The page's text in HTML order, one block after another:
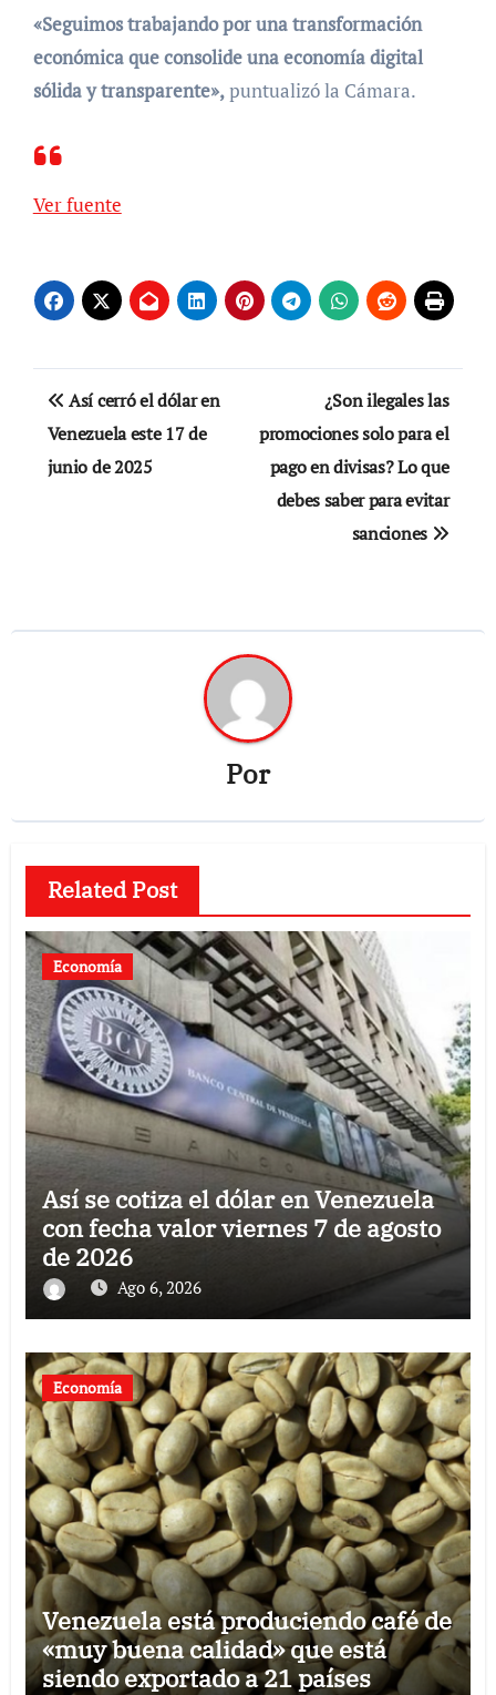
«Seguimos trabajando por una transformación
económica que consolide una economía digital
sólida y transparente»,puntualizó la Cámara.
Ver fuente
Navegación
de
entradas
Así cerró el dólar en
Venezuela este 17 de
junio de 2025
¿Son ilegales las
promociones solo para el
pago en divisas? Lo que
debes saber para evitar
sanciones
Por
Related Post
Economía
Así se cotiza el dólar en Venezuela
con fecha valor viernes 7 de agosto
de 2026
Ago 6, 2026
Economía
Venezuela está produciendo café de
«muy buena calidad» que está
siendo exportado a 21 países